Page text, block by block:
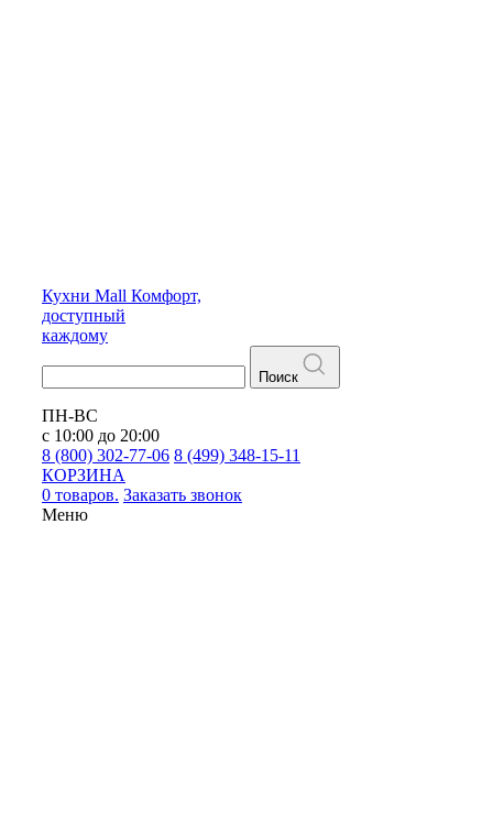
Кухни Mall Комфорт,
доступный
каждому
Поиск
ПН-ВС
с 10:00 до 20:00
8 (800) 302-77-06 8 (499) 348-15-11
КОРЗИНА
0 товаров. Заказать звонок
Меню